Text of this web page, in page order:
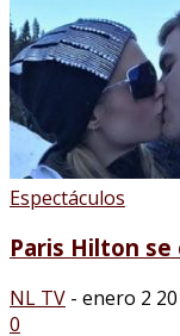
Espectáculos
Paris Hilton
NL TV - enero 2
0